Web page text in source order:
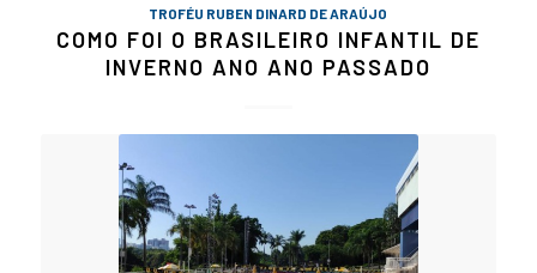
TROFÉU RUBEN DINARD DE ARAÚJO
COMO FOI O BRASILEIRO INFANTIL DE
INVERNO ANO ANO PASSADO